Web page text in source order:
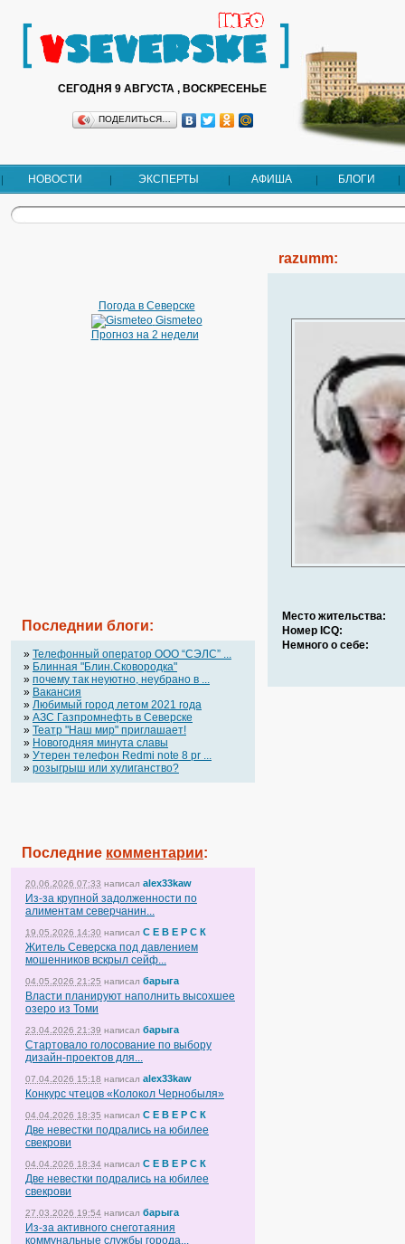
СЕГОДНЯ 9 АВГУСТА , ВОСКРЕСЕНЬЕ
ПОДЕЛИТЬСЯ…
НОВОСТИ ЭКСПЕРТЫ АФИША БЛОГИ
Погода в Северске
Gismeteo
Прогноз на 2 недели
Последнии блоги:
» Телефонный оператор OOO “СЭЛС” ...
» Блинная "Блин.Сковородка"
» почему так неуютно, неубрано в ...
» Вакансия
» Любимый город летом 2021 года
» АЗС Газпромнефть в Северске
» Театр "Наш мир" приглашает!
» Новогодняя минута славы
» Утерен телефон Redmi note 8 pr ...
» розыгрыш или хулиганство?
Последние комментарии:
20.06.2026 07:33 написал alex33kaw
Из-за крупной задолженности по
алиментам северчанин...
19.05.2026 14:30 написал С Е В Е Р С К
Житель Северска под давлением
мошенников вскрыл сейф...
04.05.2026 21:25 написал барыга
Власти планируют наполнить высохшее
озеро из Томи
23.04.2026 21:39 написал барыга
Стартовало голосование по выбору
дизайн-проектов для...
07.04.2026 15:18 написал alex33kaw
Конкурс чтецов «Колокол Чернобыля»
04.04.2026 18:35 написал С Е В Е Р С К
Две невестки подрались на юбилее
свекрови
04.04.2026 18:34 написал С Е В Е Р С К
Две невестки подрались на юбилее
свекрови
27.03.2026 19:54 написал барыга
Из-за активного снеготаяния
коммунальные службы города...
razumm:
Место жительства:
Номер ICQ:
Немного о себе: